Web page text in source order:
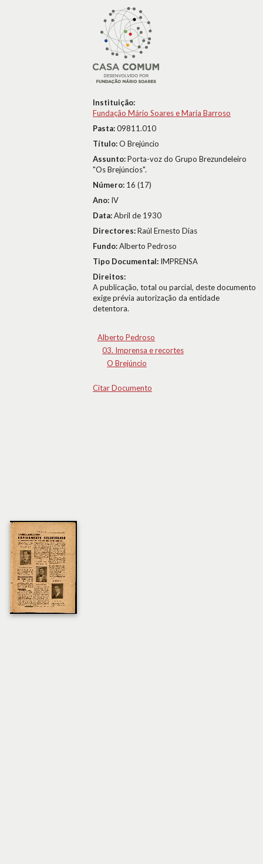
Instituição:
Fundação Mário Soares e Maria Barroso
Pasta:09811.010
Título:O Brejúncio
Assunto:Porta-voz do Grupo Brezundeleiro
"Os Brejúncios".
Número: 16 (17)
Ano: IV
Data:Abril de 1930
Directores:Raúl Ernesto Dias
Fundo:Alberto Pedroso
Tipo Documental: IMPRENSA
Direitos:
A publicação, total ou parcial, deste documento
exige prévia autorização da entidade
detentora.
Alberto Pedroso
03. Imprensa e recortes
O Brejúncio
Citar Documento